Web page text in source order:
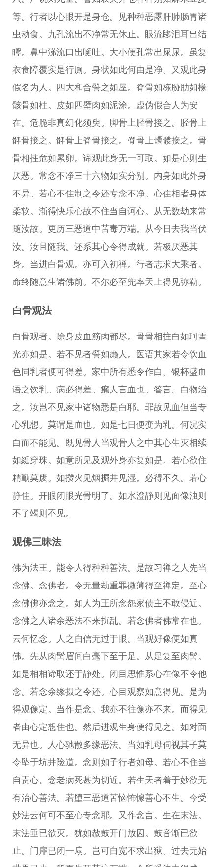
等。行者以心眼开是身仓。见种种恶露肝肺肠胃诸
虫动食。九孔流出不净常无休止。眼流眵泪耳出结
矃。鼻中涕流口出唌吐。大小便孔常出屎尿。虽复
衣食障覆实是行厕。身状如此何由是净。又观此身
假名为人。四大和合譬之如屋。脊骨如栋胁肋如椽
骸骨如柱。皮如四壁肉如泥涂。虚伪假合人为安
在。危脆非真幻化须臾。脚骨上胫骨接之。胫骨上
髀骨接之。髀骨上脊骨接之。脊骨上髑髅接之。骨
骨相拄危如累卵。谛观此身无一可取。如是心则生
厌恶。常念不净三十六物如实分别。内身如此外身
不异。若心不住制之令还专念不净。心住相者身体
柔软。渐得快乐心故不住当自诃心。从无数劫来常
随汝故。更历三恶道中苦毒万端。从今日去我当伏
汝。汝且随我。还系其心令得成就。若极厌恶其
身。当进白骨观。亦可入初禅。行者志求大乘者。
命终随意生诸佛前。不尔必至兜率天上得见弥勒。
白骨观法
白骨观者。除身皮血筋肉都尽。骨骨相拄白如珂雪
光亦如是。若不见者譬如癞人。医语其家若令饮血
色同乳者便可得差。家中所有悉令作白。银杯盛血
语之饮乳。病必得差。癞人言血也。答言。白物治
之。汝岂不见家中诸物悉是白耶。罪故见血但当专
心乳想。莫谓是血也。如是七日便变为乳。何况实
白而不能见。既见骨人当观骨人之中其心生灭相续
如綖穿珠。如意所见及观外身亦复如是。若心欲住
精勤莫废。如攒火见烟掘井见湿。必得不久。若心
静住。开眼闭眼光骨明了。如水澄静则见面像浊则
不了竭则不见。
观佛三昧法
佛为法王。能令人得种种善法。是故习禅之人先当
念佛。念佛者。令无量劫重罪微薄得至禅定。至心
念佛佛亦念之。如人为王所念怨家债主不敢侵近。
念佛之人诸余恶法不来扰乱。若念佛者佛常在也。
云何忆念。人之自信无过于眼。当观好像便如真
佛。先从肉髻眉间白毫下至于足。从足复至肉髻。
如是相相谛取还于静处。闭目思惟系心在像不令他
念。若念余缘摄之令还。心目观察如意得见。是为
得观像定。当作是念。我亦不往像亦不来。而得见
者由心定想住也。然后进观生身便得见之。如对面
无异也。人心驰散多缘恶法。当如乳母伺视其子莫
令坠于坑井险道。念则如子行者如母。若心不住当
自责心。念老病死甚为切近。若生天者着于妙欲无
有治心善法。若堕三恶道苦恼怖懅善心不生。今受
妙法云何可不至心专念耶。又作念言。生在末法。
末法垂已欲灭。犹如赦鼓开门放囚。鼓音渐已欲
止。门扉已闭一扇。岂可自宽不求出狱。过去无始